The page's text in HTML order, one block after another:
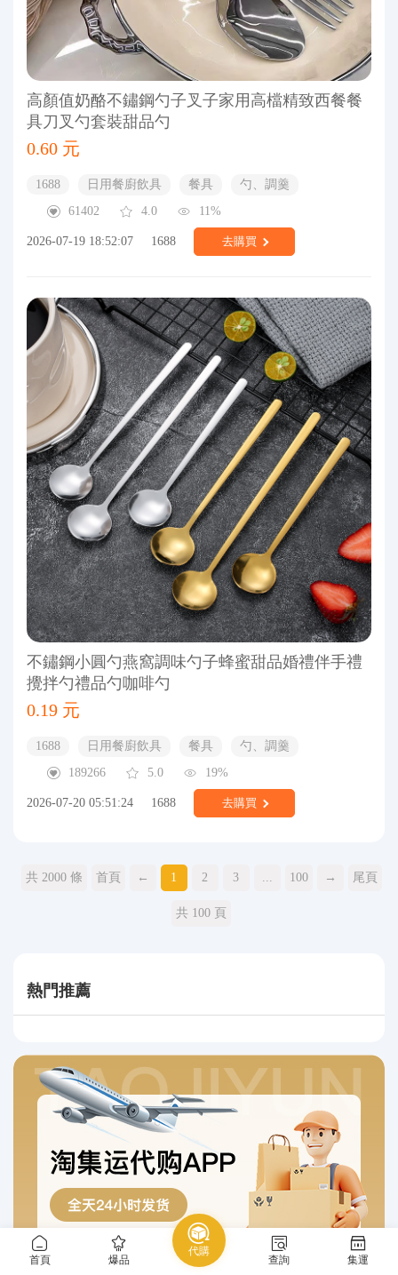
首頁 爆品
代購
查詢 集運
高顏值奶酪不鏽鋼勺子叉子家用高檔精致西餐餐
具刀叉勺套裝甜品勺
0.60 元
1688 日用餐廚飲具 餐具
勺、調羹
61402
4.0 11%
2026-07-19 18:52:07 1688 去購買
不鏽鋼小圓勺燕窩調味勺子蜂蜜甜品婚禮伴手禮
攪拌勺禮品勺咖啡勺
0.19 元
1688 日用餐廚飲具 餐具
勺、調羹
189266
5.0 19%
2026-07-20 05:51:24 1688 去購買
共 2000 條 首頁 ← 1 2 3 ... 100 → 尾頁
共 100 頁
熱門推薦